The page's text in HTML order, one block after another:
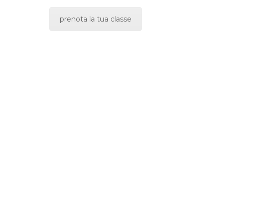
prenota la tua classe